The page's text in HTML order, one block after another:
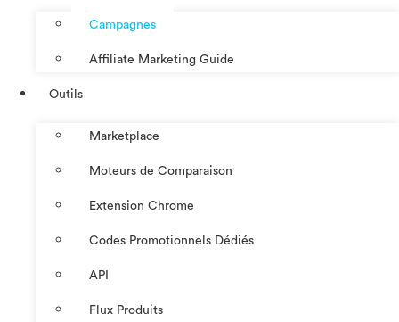
Campagnes
Affiliate Marketing Guide
Outils
Marketplace
Moteurs de Comparaison
Extension Chrome
Codes Promotionnels Dédiés
API
Flux Produits